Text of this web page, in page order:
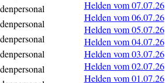
Helden vom 07.07.26
Helden vom 06.07.26
Helden vom 05.07.26
Helden vom 04.07.26
Helden vom 03.07.26
Helden vom 02.07.26
Helden vom 01.07.26